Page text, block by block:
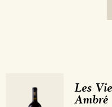
Les
Ambré